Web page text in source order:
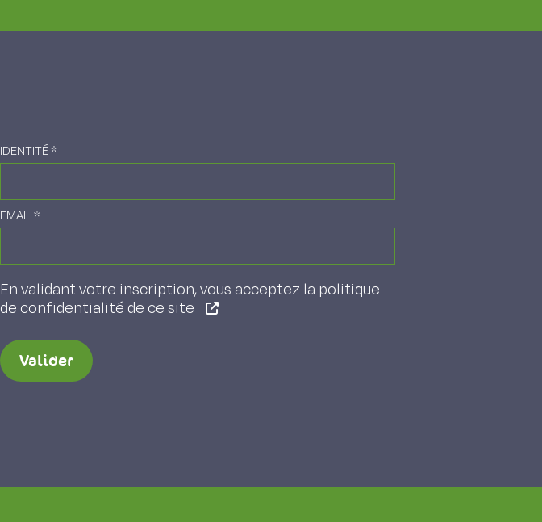
IDENTITÉ*
EMAIL*
En validant votre inscription, vous acceptez la politique
de confidentialité de ce site
Valider